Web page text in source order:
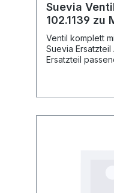
Suevia
102.1139 zu
Ventil komplett
Suevia Ersatzteil
Ersatzteil